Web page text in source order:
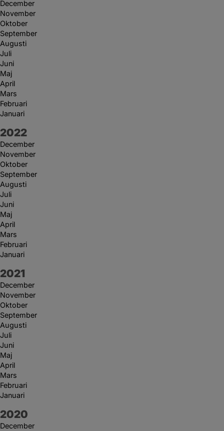
December
November
Oktober
September
Augusti
Juli
Juni
Maj
April
Mars
Februari
Januari
År:
2022
December
November
Oktober
September
Augusti
Juli
Juni
Maj
April
Mars
Februari
Januari
År:
2021
December
November
Oktober
September
Augusti
Juli
Juni
Maj
April
Mars
Februari
Januari
År:
2020
December